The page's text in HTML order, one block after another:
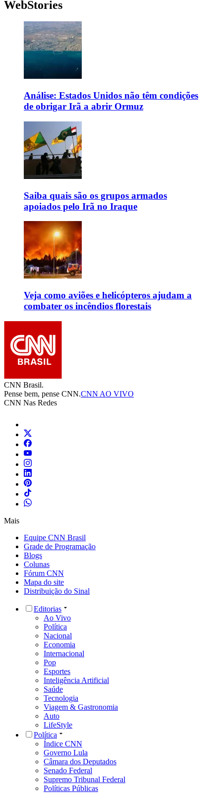
WebStories
Análise: Estados Unidos não têm condições
de obrigar Irã a abrir Ormuz
Saiba quais são os grupos armados
apoiados pelo Irã no Iraque
Veja como aviões e helicópteros ajudam a
combater os incêndios florestais
CNN Brasil.
Pense bem, pense CNN.CNN AO VIVO
CNN Nas Redes
Mais
Equipe CNN Brasil
Grade de Programação
Blogs
Colunas
Fórum CNN
Mapa do site
Distribuição do Sinal
Editorias
Ao Vivo
Política
Nacional
Economia
Internacional
Pop
Esportes
Inteligência Artificial
Saúde
Tecnologia
Viagem & Gastronomia
Auto
LifeStyle
Política
Índice CNN
Governo Lula
Câmara dos Deputados
Senado Federal
Supremo Tribunal Federal
Políticas Públicas